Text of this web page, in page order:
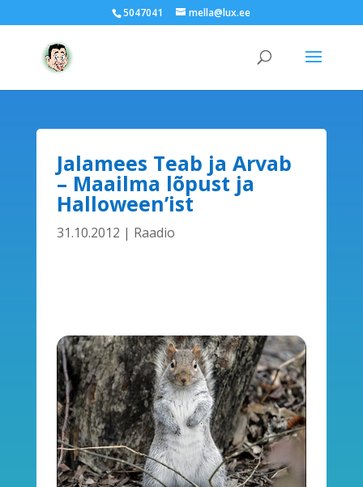
5047041 mella@lux.ee
Jalamees Teab ja Arvab
– Maailma lõpust ja
Halloween’ist
31.10.2012 | Raadio